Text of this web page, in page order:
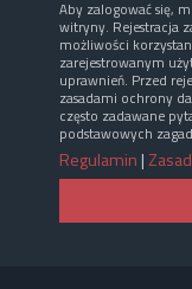
Aby zalogować się,
witryny. Rejestracja
możliwości
zarejestrowanym
uprawnień. Przed
zasadami ochrony
często zadawane
podstawowych
Regulamin |